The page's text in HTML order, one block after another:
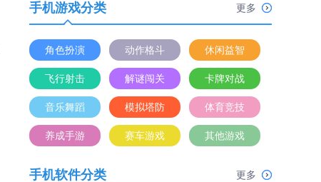
手机游戏分类 更多
角色扮演 动作格斗 休闲益智
飞行射击 解谜闯关 卡牌对战
音乐舞蹈 模拟塔防 体育竞技
养成手游 赛车游戏 其他游戏
手机软件分类 更多